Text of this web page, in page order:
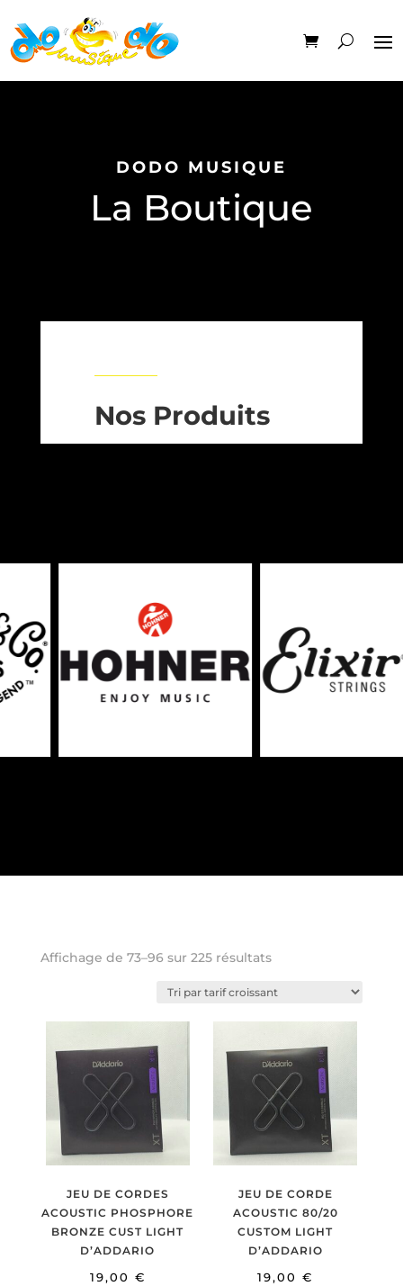
DODO MUSIQUE
La Boutique
Nos Produits
Affichage de 73–96 sur 225 résultatsTrié
prix
croissant
JEU DE CORDES
ACOUSTIC PHOSPHORE
BRONZE CUST LIGHT
D’ADDARIO
19,00 €
JEU DE CORDE
ACOUSTIC 80/20
CUSTOM LIGHT
D’ADDARIO
19,00€